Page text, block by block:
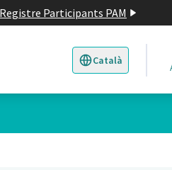
Participants PAM
Català
Triar la llengua
22